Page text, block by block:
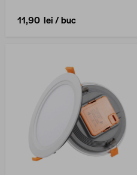
11,90 lei/ buc